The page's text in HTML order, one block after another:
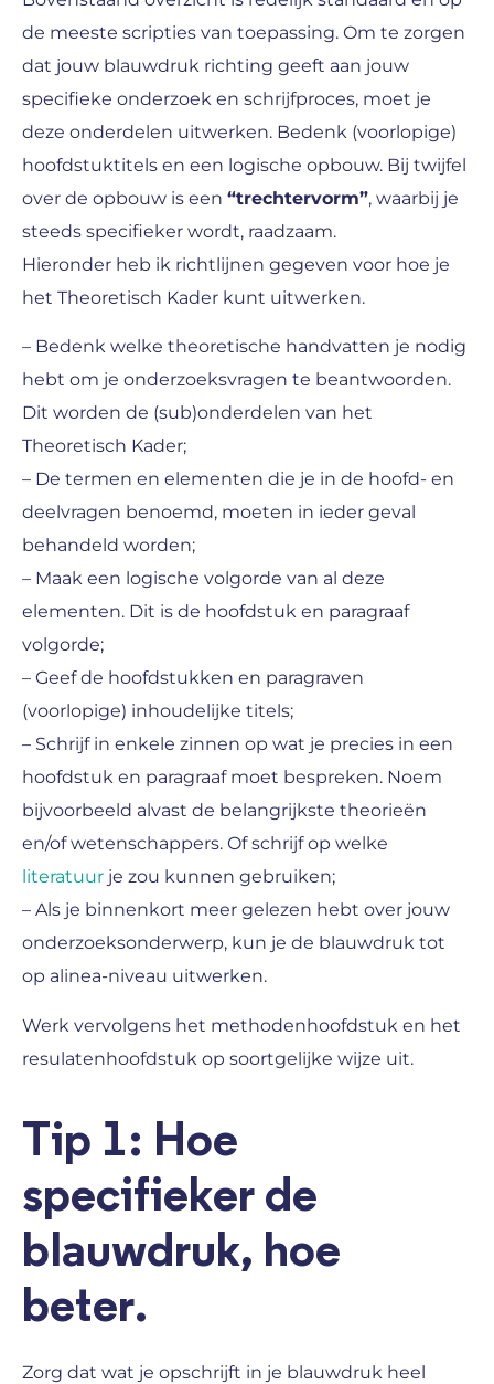
de meeste scripties van toepassing. Om te zorgen
dat jouw blauwdruk richting geeft aan jouw
specifieke onderzoek en schrijfproces, moet je
deze onderdelen uitwerken. Bedenk (voorlopige)
hoofdstuktitels en een logische opbouw. Bij twijfel
over de opbouw is een “trechtervorm”, waarbij je
steeds specifieker wordt, raadzaam.
Hieronder heb ik richtlijnen gegeven voor hoe je
het Theoretisch Kader kunt uitwerken.
– Bedenk welke theoretische handvatten je nodig
hebt om je onderzoeksvragen te beantwoorden.
Dit worden de (sub)onderdelen van het
Theoretisch Kader;
– De termen en elementen die je in de hoofd- en
deelvragen benoemd, moeten in ieder geval
behandeld worden;
– Maak een logische volgorde van al deze
elementen. Dit is de hoofdstuk en paragraaf
volgorde;
– Geef de hoofdstukken en paragraven
(voorlopige) inhoudelijke titels;
– Schrijf in enkele zinnen op wat je precies in een
hoofdstuk en paragraaf moet bespreken. Noem
bijvoorbeeld alvast de belangrijkste theorieën
en/of wetenschappers. Of schrijf op welke
literatuur je zou kunnen gebruiken;
– Als je binnenkort meer gelezen hebt over jouw
onderzoeksonderwerp, kun je de blauwdruk tot
op alinea-niveau uitwerken.
Werk vervolgens het methodenhoofdstuk en het
resulatenhoofdstuk op soortgelijke wijze uit.
Tip 1: Hoe
specifieker de
blauwdruk, hoe
beter.
Zorg dat wat je opschrijft in je blauwdruk heel